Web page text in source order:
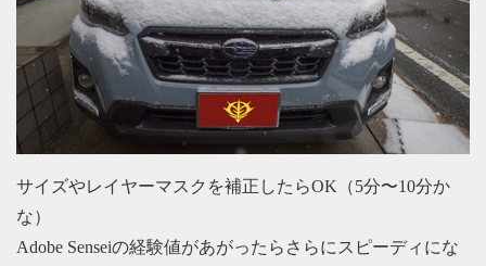
サイズやレイヤーマスクを補正したらOK（5分〜10分か
な）
Adobe Senseiの経験値があがったらさらにスピーディにな